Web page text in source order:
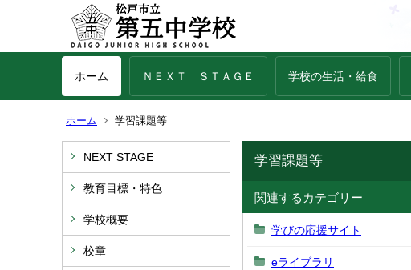
ホーム ＮＥＸＴ ＳＴＡＧＥ 学校の生活・給食
ホーム 学習課題等
NEXT STAGE
教育目標・特色
学校概要
校章
学習課題等
関連するカテゴリー
学びの応援サイト
eライブラリ